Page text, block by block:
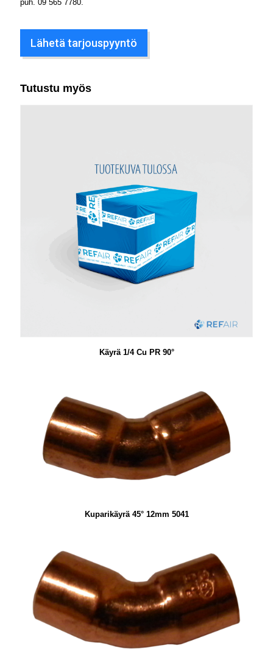
puh. 09 565 7780
Lähetä tarjouspyyntö
Tutustu myös
Käyrä 1/4 Cu PR 90°
Kuparikäyrä 45° 12mm 5041